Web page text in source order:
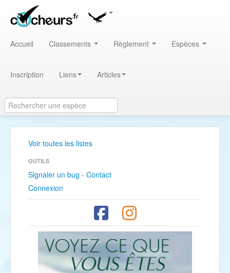
Accueil Classements Règlement Espèces
Inscription Liens Articles
Voir toutes les listes
OUTILS
Signaler un bug - Contact
Connexion